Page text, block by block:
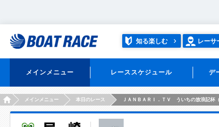
知る楽しむ レーサ
メインメニュー レーススケジュール デ
HOMEメインメニュー 本日のレース ＪＡＮＢＡＲＩ．ＴＶ ういちの放浪記杯